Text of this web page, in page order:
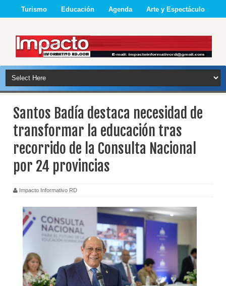
Turismo Educación Agenda Arte y Espectáculo
Santos Badía destaca necesidad de
transformar la educación tras
recorrido de la Consulta Nacional
por 24 provincias
Impacto Informativo RD